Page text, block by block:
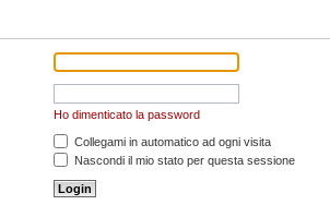
Ho dimenticato la password
Collegami in automatico ad ogni visita
Nascondi il mio stato per questa sessione